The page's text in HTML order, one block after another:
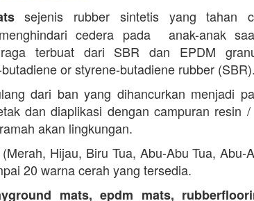
sejenis rubber sintetis yang tahan
cedera pada anak-anak
terbuat dari SBR dan EPDM
or styrene-butadiene rubber (SBR).
dari ban yang dihancurkan menjadi
dan diaplikasi dengan campuran resin
akan lingkungan.
Hijau, Biru Tua, Abu-Abu Tua, Abu-
20 warna cerah yang tersedia.
mats, epdm mats,